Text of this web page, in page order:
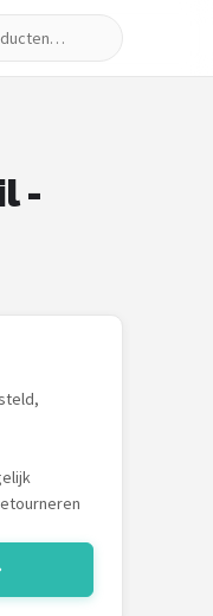
-